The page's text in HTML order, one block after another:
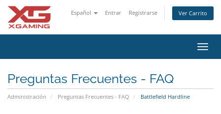
Español Entrar Registrarse Ver Carrito
Preguntas Frecuentes - FAQ
Administración Preguntas Frecuentes - FAQ Battlefield Hardline